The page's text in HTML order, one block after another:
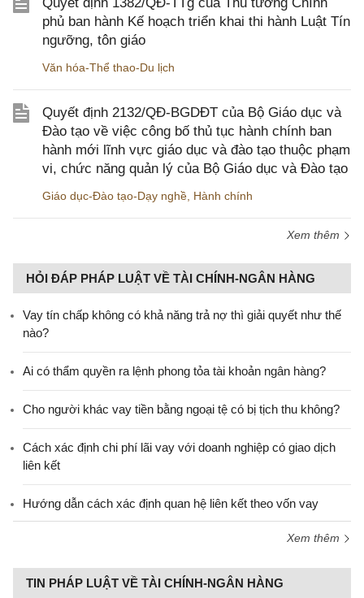
phủ ban hành Kế hoạch triển khai thi hành Luật Tín
ngưỡng, tôn giáo
Văn hóa-Thể thao-Du lịch
Quyết định 2132/QĐ-BGDĐT của Bộ Giáo dục và
Đào tạo về việc công bố thủ tục hành chính ban
hành mới lĩnh vực giáo dục và đào tạo thuộc phạm
vi, chức năng quản lý của Bộ Giáo dục và Đào tạo
Giáo dục-Đào tạo-Dạy nghề Hành chính
Xem thêm
HỎI ĐÁP PHÁP LUẬT VỀ TÀI CHÍNH-NGÂN HÀNG
Vay tín chấp không có khả năng trả nợ thì giải quyết như thế
nào?
Ai có thẩm quyền ra lệnh phong tỏa tài khoản ngân hàng?
Cho người khác vay tiền bằng ngoại tệ có bị tịch thu không?
Cách xác định chi phí lãi vay với doanh nghiệp có giao dịch
liên kết
Hướng dẫn cách xác định quan hệ liên kết theo vốn vay
Xem thêm
TIN PHÁP LUẬT VỀ TÀI CHÍNH-NGÂN HÀNG